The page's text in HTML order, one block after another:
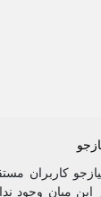
کاربران
میان وجود